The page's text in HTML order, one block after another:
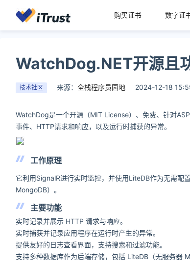
购买证书 数字证
WatchDog.NET开源且
技术社区 来源： 全栈程序员园地 2024-12-18
WatchDog是一个开源（MIT License）、免费、针对
事件、HTTP请求和响应，以及运行时捕获的异常。
工作原理
它利用SignalR进行实时监控，并使用LiteDB作为无需配
MongoDB）。
主要功能
实时记录并展示 HTTP 请求与响应。
实时捕获并记录应用程序在运行时产生的异常。
提供友好的日志查看界面，支持搜索和过滤功能。
支持多种数据库作为后端存储，包括 LiteDB（无服务器